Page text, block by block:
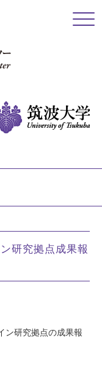
Click
研究拠点成果報
ン研究拠点の成果報